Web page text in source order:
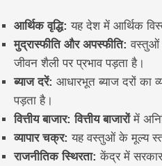
आर्थिक वृद्धि: यह देश में आर्थिक
मुद्रास्फीति और अपस्फीति: वस्तुओं
जीवन शैली पर प्रभाव पड़ता है।
ब्याज दरें: आधारभूत ब्याज दरों का
पड़ता है।
वित्तीय बाजार: वित्तीय बाजारोंमें
व्यापार चक्र: यह वस्तुओं के मूल्य
राजनीतिक स्थिरता: केंद्र में